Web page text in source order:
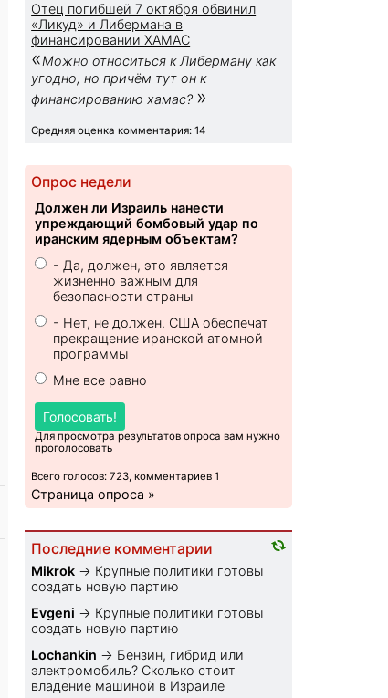
Отец погибшей 7 октября обвинил
«Ликуд» и Либермана в
финансировании ХАМАС
«Можно относиться к Либерману как
угодно, но причём тут он к
финансированию хамас? »
Средняя оценка комментария: 14
Опрос недели
Должен ли Израиль нанести
упреждающий бомбовый удар по
иранским ядерным объектам?
- Да, должен, это является
жизненно важным для
безопасности страны
- Нет, не должен. США обеспечат
прекращение иранской атомной
программы
Мне все равно
Голосовать!
Для просмотра результатов опроса вам нужно
проголосовать
Всего голосов: 723, комментариев 1
Страница опроса »
Последние комментарии
Mikrok → Крупные политики готовы
создать новую партию
Evgeni → Крупные политики готовы
создать новую партию
Lochankin → Бензин, гибрид или
электромобиль? Cколько стоит
владение машиной в Израиле